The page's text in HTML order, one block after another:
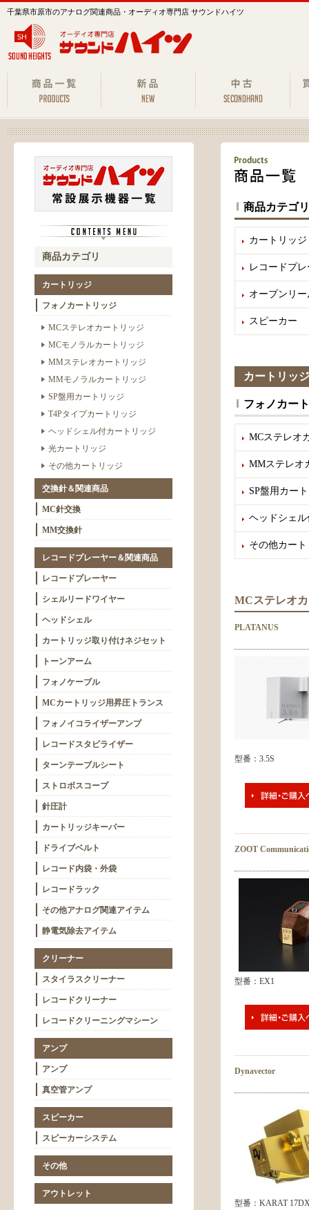
千葉県市原市のアナログ関連商品・オーディオ専門店 サウンドハイツ
商品カテゴリ
カートリッジ
レコードプ
オープンリー
スピーカー
カートリッジ
フォノカー
MCステレオ
MMステレオ
SP盤用カー
ヘッドシェ
その他カー
MCステレオ
PLATANUS
型番：3.5S
ZOOT
型番：EX1
Dynavector
型番：KARAT
商品カテゴリ
カートリッジ
フォノカートリッジ
MCステレオカートリッジ
MCモノラルカートリッジ
MMステレオカートリッジ
MMモノラルカートリッジ
SP盤用カートリッジ
T4Pタイプカートリッジ
ヘッドシェル付カートリッジ
光カートリッジ
その他カートリッジ
交換針＆関連商品
MC針交換
MM交換針
レコードプレーヤー＆関連商品
レコードプレーヤー
シェルリードワイヤー
ヘッドシェル
カートリッジ取り付けネジセット
トーンアーム
フォノケーブル
MCカートリッジ用昇圧トランス
フォノイコライザーアンプ
レコードスタビライザー
ターンテーブルシート
ストロボスコープ
針圧計
カートリッジキーパー
ドライブベルト
レコード内袋・外袋
レコードラック
その他アナログ関連アイテム
静電気除去アイテム
クリーナー
スタイラスクリーナー
レコードクリーナー
レコードクリーニングマシーン
アンプ
アンプ
真空管アンプ
スピーカー
スピーカーシステム
その他
アウトレット